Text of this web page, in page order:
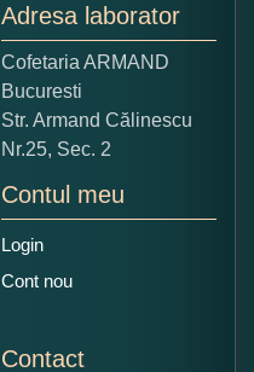
Adresa laborator
Cofetaria ARMAND
Bucuresti
Str. Armand Călinescu
Nr.25, Sec. 2
Contul meu
Login
Cont nou
Contact